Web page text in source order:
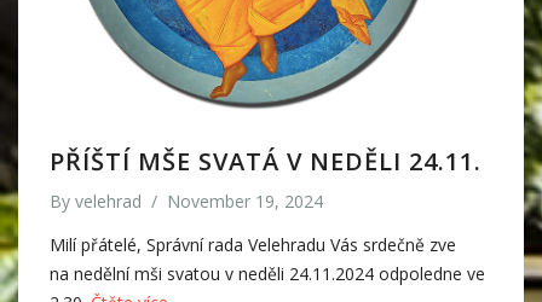
PŘÍŠTÍ MŠE SVATÁ V NEDĚLI 24.11.
By velehrad / November 19, 2024
Milí přátelé, Správní rada Velehradu Vás srdečně zve
na nedělní mši svatou v neděli 24.11.2024 odpoledne ve